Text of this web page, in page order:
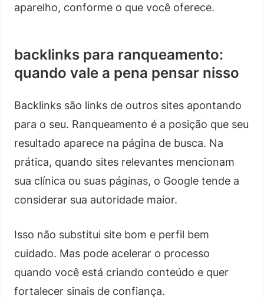
aparelho, conforme o que você oferece.
backlinks para ranqueamento:
quando vale a pena pensar nisso
Backlinks são links de outros sites apontando
para o seu. Ranqueamento é a posição que seu
resultado aparece na página de busca. Na
prática, quando sites relevantes mencionam
sua clínica ou suas páginas, o Google tende a
considerar sua autoridade maior.
Isso não substitui site bom e perfil bem
cuidado. Mas pode acelerar o processo
quando você está criando conteúdo e quer
fortalecer sinais de confiança.